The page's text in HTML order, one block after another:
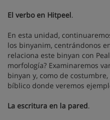
El verbo en Hitpeel.
En esta unidad,
los binyanim, centrándonos
relaciona este binyan con
morfología? Examinaremos
binyan y, como de
bíblico donde veremos
La escritura en la pared.